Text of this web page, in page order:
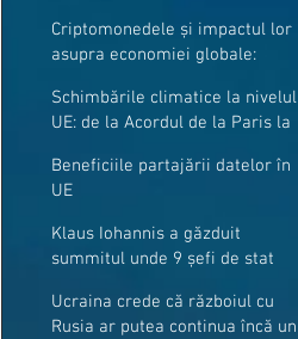
Criptomonedele și impactul lor
asupra economiei globale:
Schimbările climatice la nivelul
UE: de la Acordul de la Paris la
Beneficiile partajării datelor în
UE
Klaus Iohannis a găzduit
summitul unde 9 șefi de stat
granițe
Ucraina crede că războiul cu
Rusia ar putea continua încă un